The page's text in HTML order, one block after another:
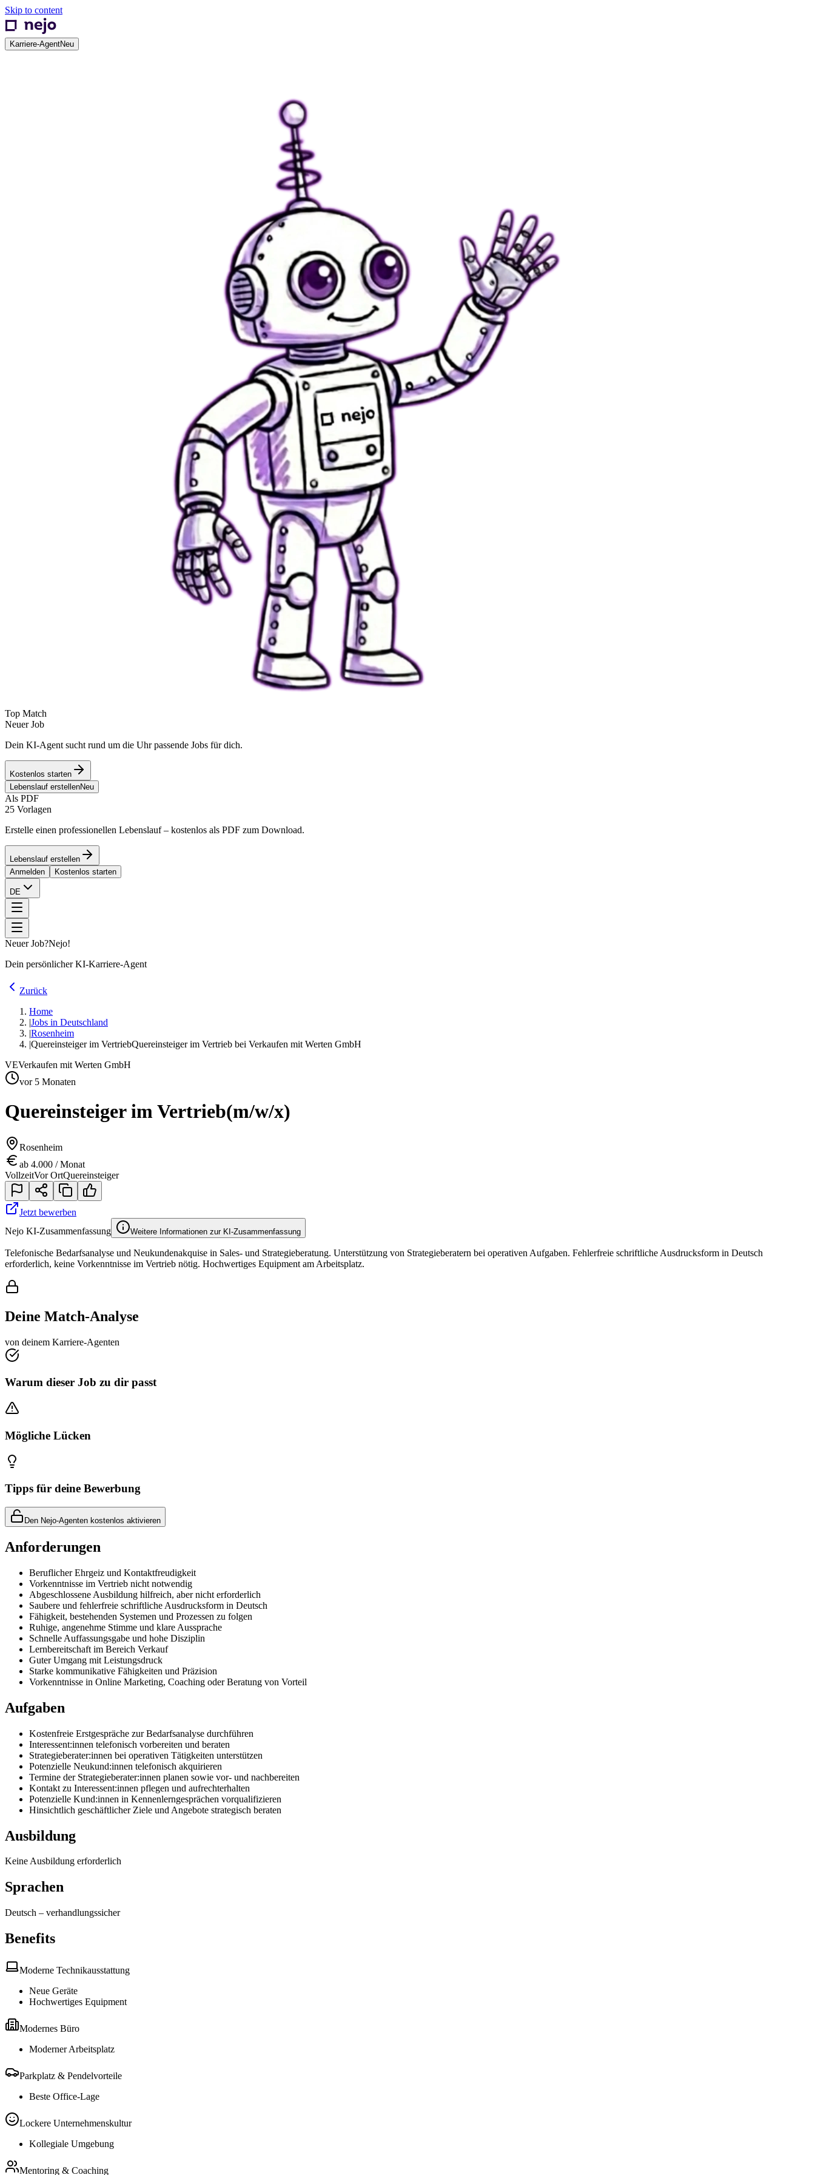
Skip to content
Karriere-AgentNeu
Top Match
Neuer Job
Dein KI-Agent sucht rund um die Uhr passende Jobs für dich.
Kostenlos starten
Lebenslauf erstellenNeu
Als PDF
25 Vorlagen
Erstelle einen professionellen Lebenslauf – kostenlos als PDF zum Download.
Lebenslauf erstellen
Anmelden
Kostenlos starten
DE
Neuer Job?Nejo!
Dein persönlicher KI-Karriere-Agent
Zurück
Home
|Jobs in Deutschland
|Rosenheim
|Quereinsteiger im VertriebQuereinsteiger im Vertrieb bei Verkaufen mit Werten GmbH
VEVerkaufen mit Werten GmbH
vor 5 Monaten
Quereinsteiger im Vertrieb(m/w/x)
Rosenheim
ab 4.000 / Monat
VollzeitVor OrtQuereinsteiger
Jetzt bewerben
Nejo KI-Zusammenfassung
Weitere Informationen zur KI-Zusammenfassung
Telefonische Bedarfsanalyse und Neukundenakquise in Sales- und Strategieberatung. Unterstützung von Strategieberatern bei operativen Aufgaben. Fehlerfreie schriftliche Ausdrucksform in Deutsch
erforderlich, keine Vorkenntnisse im Vertrieb nötig. Hochwertiges Equipment am Arbeitsplatz.
Deine Match-Analyse
von deinem Karriere-Agenten
Warum dieser Job zu dir passt
Mögliche Lücken
Tipps für deine Bewerbung
Den Nejo-Agenten kostenlos aktivieren
Anforderungen
Beruflicher Ehrgeiz und Kontaktfreudigkeit
Vorkenntnisse im Vertrieb nicht notwendig
Abgeschlossene Ausbildung hilfreich, aber nicht erforderlich
Saubere und fehlerfreie schriftliche Ausdrucksform in Deutsch
Fähigkeit, bestehenden Systemen und Prozessen zu folgen
Ruhige, angenehme Stimme und klare Aussprache
Schnelle Auffassungsgabe und hohe Disziplin
Lernbereitschaft im Bereich Verkauf
Guter Umgang mit Leistungsdruck
Starke kommunikative Fähigkeiten und Präzision
Vorkenntnisse in Online Marketing, Coaching oder Beratung von Vorteil
Aufgaben
Kostenfreie Erstgespräche zur Bedarfsanalyse durchführen
Interessent:innen telefonisch vorbereiten und beraten
Strategieberater:innen bei operativen Tätigkeiten unterstützen
Potenzielle Neukund:innen telefonisch akquirieren
Termine der Strategieberater:innen planen sowie vor- und nachbereiten
Kontakt zu Interessent:innen pflegen und aufrechterhalten
Potenzielle Kund:innen in Kennenlerngesprächen vorqualifizieren
Hinsichtlich geschäftlicher Ziele und Angebote strategisch beraten
Ausbildung
Keine Ausbildung erforderlich
Sprachen
Deutsch – verhandlungssicher
Benefits
Moderne Technikausstattung
Neue Geräte
Hochwertiges Equipment
Modernes Büro
Moderner Arbeitsplatz
Parkplatz & Pendelvorteile
Beste Office-Lage
Lockere Unternehmenskultur
Kollegiale Umgebung
Mentoring & Coaching